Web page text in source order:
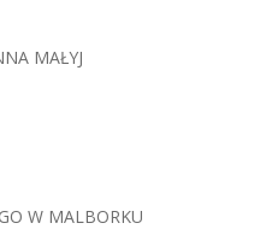
MAŁYJ
W MALBORKU